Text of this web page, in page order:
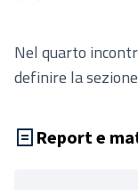
Nel quarto
definire la
Report e